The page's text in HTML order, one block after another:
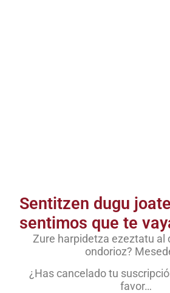
Sentitzen dugu
sentimos que te
Zure harpidetza ezeztatu al
ondorioz?
¿Has cancelado tu
favor…